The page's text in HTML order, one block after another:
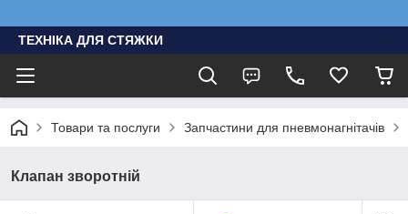
ТЕХНІКА ДЛЯ СТЯЖКИ
Товари та послуги Запчастини для пневмонагнітачів
Клапан зворотній